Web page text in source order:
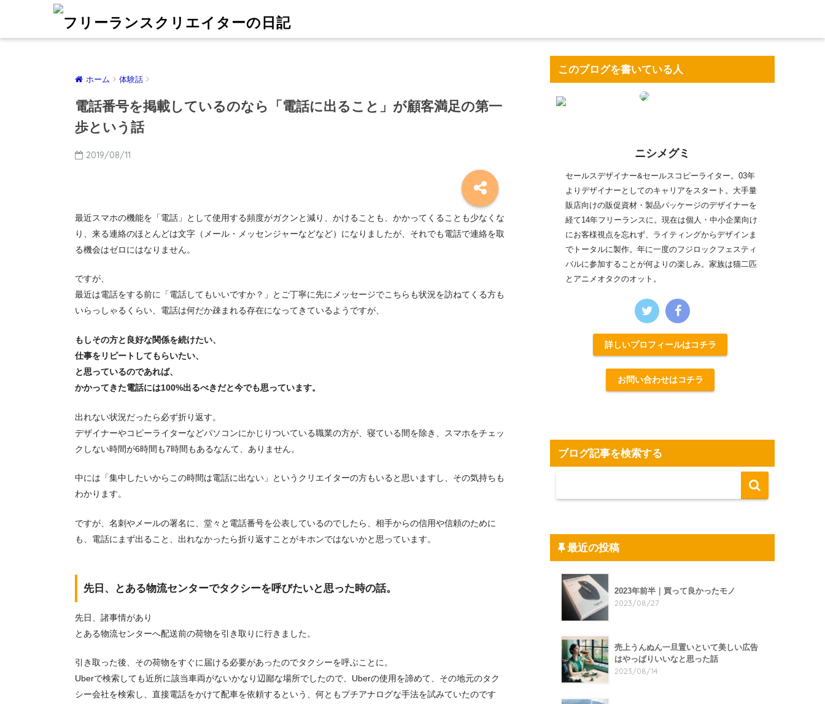
ホーム 体験話
電話番号を掲載しているのなら「電話に出ること」が顧客満足の第一
歩という話
2019/08/11
最近スマホの機能を「電話」として使用する頻度がガクンと減り、かけることも、かかってくることも少なくな
り、来る連絡のほとんどは文字（メール・メッセンジャーなどなど）になりましたが、それでも電話で連絡を取
る機会はゼロにはなりません。
ですが、
最近は電話をする前に「電話してもいいですか？」とご丁寧に先にメッセージでこちらも状況を訪ねてくる方も
いらっしゃるくらい、電話は何だか疎まれる存在になってきているようですが、
もしその方と良好な関係を続けたい、
仕事をリピートしてもらいたい、
と思っているのであれば、
かかってきた電話には100%出るべきだと今でも思っています。
出れない状況だったら必ず折り返す。
デザイナーやコピーライターなどパソコンにかじりついている職業の方が、寝ている間を除き、スマホをチェッ
クしない時間が6時間も7時間もあるなんて、ありません。
中には「集中したいからこの時間は電話に出ない」というクリエイターの方もいると思いますし、その気持ちも
わかります。
ですが、名刺やメールの署名に、堂々と電話番号を公表しているのでしたら、相手からの信用や信頼のために
も、電話にまず出ること、出れなかったら折り返すことがキホンではないかと思っています。
先日、とある物流センターでタクシーを呼びたいと思った時の話。
先日、諸事情があり
とある物流センターへ配送前の荷物を引き取りに行きました。
引き取った後、その荷物をすぐに届ける必要があったのでタクシーを呼ぶことに。
Uberで検索しても近所に該当車両がないかなり辺鄙な場所でしたので、Uberの使用を諦めて、その地元のタク
シー会社を検索し、直接電話をかけて配車を依頼するという、何ともプチアナログな手法を試みていたのです
このブログを書いている人
ニシメグミ
セールスデザイナー&セールスコピーライター。03年
よりデザイナーとしてのキャリアをスタート。大手量
販店向けの販促資材・製品パッケージのデザイナーを
経て14年フリーランスに。現在は個人・中小企業向け
にお客様視点を忘れず、ライティングからデザインま
でトータルに製作。年に一度のフジロックフェスティ
バルに参加することが何よりの楽しみ。家族は猫二匹
とアニメオタクのオット。
詳しいプロフィールはコチラ
お問い合わせはコチラ
ブログ記事を検索する
最近の投稿
2023年前半｜買って良かったモノ
2023/08/27
売上うんぬん一旦置いといて美しい広告
はやっぱりいいなと思った話
2023/08/14